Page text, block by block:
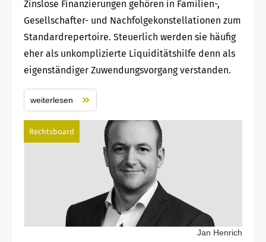
Zinslose Finanzierungen gehören in Familien-,
Gesellschafter- und Nachfolgekonstellationen zum
Standardrepertoire. Steuerlich werden sie häufig
eher als unkomplizierte Liquiditätshilfe denn als
eigenständiger Zuwendungsvorgang verstanden.
weiterlesen
Rechtsboard
Jan Henrich